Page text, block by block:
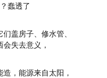
蠢透了
盖房子、修水管、
失去意义，
，能源来自太阳，